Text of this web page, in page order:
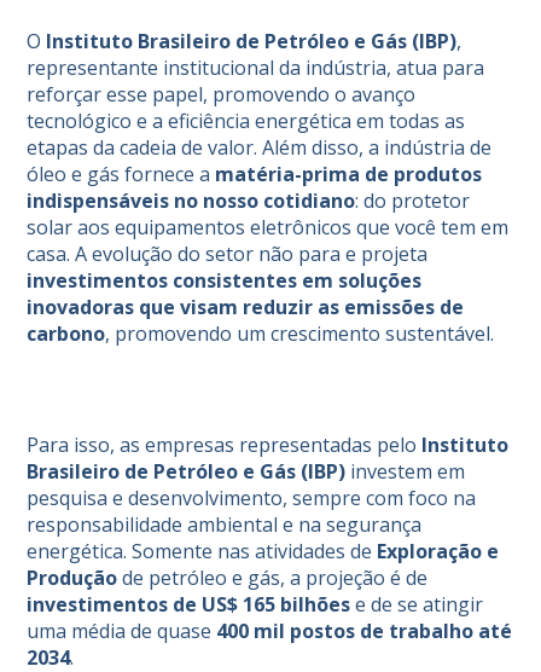
O Instituto Brasileiro de Petróleo e Gás (IBP),
representante institucional da indústria, atua para
reforçar esse papel, promovendo o avanço
tecnológico e a eficiência energética em todas as
etapas da cadeia de valor. Além disso, a indústria de
óleo e gás fornece a matéria-prima de produtos
indispensáveis no nosso cotidiano: do protetor
solar aos equipamentos eletrônicos que você tem em
casa. A evolução do setor não para e projeta
investimentos consistentes em soluções
inovadoras que visam reduzir as emissões de
carbono, promovendo um crescimento sustentável.
Para isso, as empresas representadas pelo Instituto
Brasileiro de Petróleo e Gás (IBP) investem em
pesquisa e desenvolvimento, sempre com foco na
responsabilidade ambiental e na segurança
energética. Somente nas atividades de Exploração e
Produçãode petróleo e gás, a projeção é de
investimentos de US$ 165 bilhõese de se atingir
uma média de quase 400 mil postos de trabalho até
2034.